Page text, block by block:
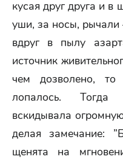
кусая друг друга и в
уши, за носы,
вдруг в пылу
источник
чем дозволено,
лопалось.
вскидывала
делая замечание:
щенята на